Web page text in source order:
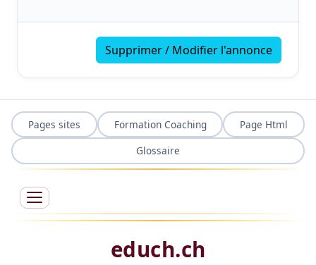
Supprimer / Modifier l'annonce
Pages sites Formation Coaching
Page Html
Glossaire
educh.ch